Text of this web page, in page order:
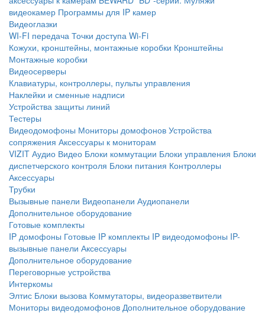
видеокамер Программы для IP камер
Видеоглазки
WI-FI передача Точки доступа Wi-Fi
Кожухи, кронштейны, монтажные коробки Кронштейны
Монтажные коробки
Видеосерверы
Клавиатуры, контроллеры, пульты управления
Наклейки и сменные надписи
Устройства защиты линий
Тестеры
Видеодомофоны Мониторы домофонов Устройства
сопряжения Аксессуары к мониторам
VIZIT Аудио Видео Блоки коммутации Блоки управления Блоки
диспетчерского контроля Блоки питания Контроллеры
Аксессуары
Трубки
Вызывные панели Видеопанели Аудиопанели
Дополнительное оборудование
Готовые комплекты
IP домофоны Готовые IP комплекты IP видеодомофоны IP-
вызывные панели Аксессуары
Дополнительное оборудование
Переговорные устройства
Интеркомы
Элтис Блоки вызова Коммутаторы, видеоразветвители
Мониторы видеодомофонов Дополнительное оборудование